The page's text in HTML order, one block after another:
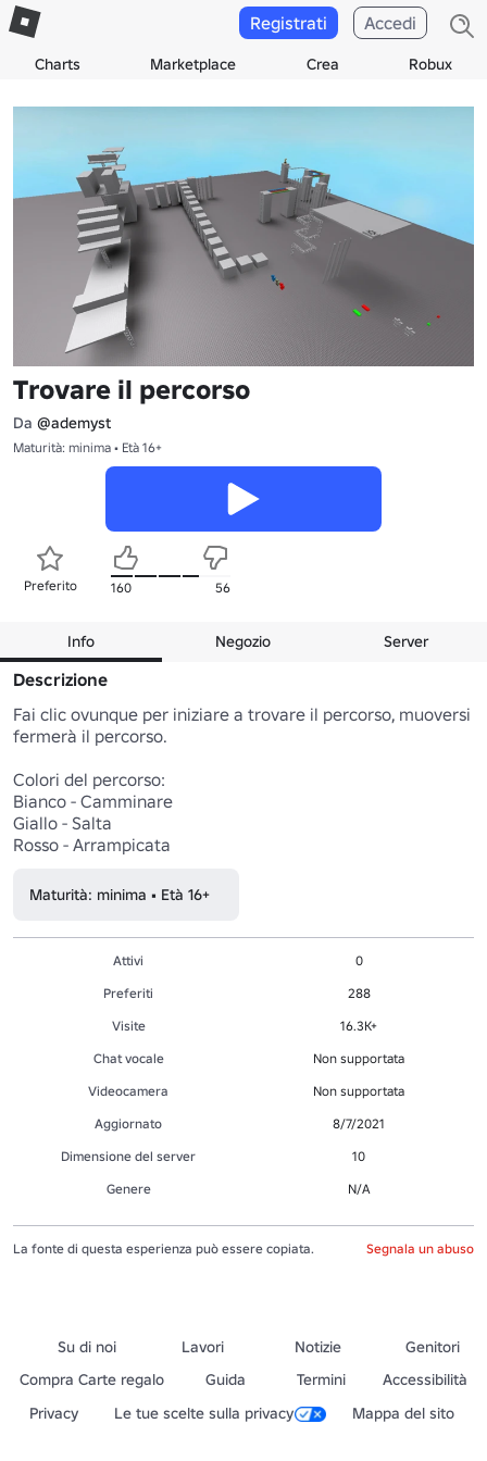
Charts Marketplace Crea Robux
Registrati Accedi
Trovare il percorso
Da @ademyst
Maturità: minima • Età 16+
Preferito 160 56
Info Negozio Server
Descrizione
Fai clic ovunque per iniziare a trovare il percorso, muoversi
fermerà il percorso.
Colori del percorso:
Bianco - Camminare
Giallo - Salta
Rosso - Arrampicata
Maturità: minima • Età 16+
Attivi
0
Preferiti
288
Visite
16.3K+
Chat vocale
Non supportata
Videocamera
Non supportata
Aggiornato
8/7/2021
Dimensione del server
10
Genere
N/A
La fonte di questa esperienza può essere copiata. Segnala un abuso
Su di noi Lavori Notizie
Genitori
Compra Carte regalo
Guida Termini
Accessibilità
Privacy
Le tue scelte sulla privacy Mappa del sito